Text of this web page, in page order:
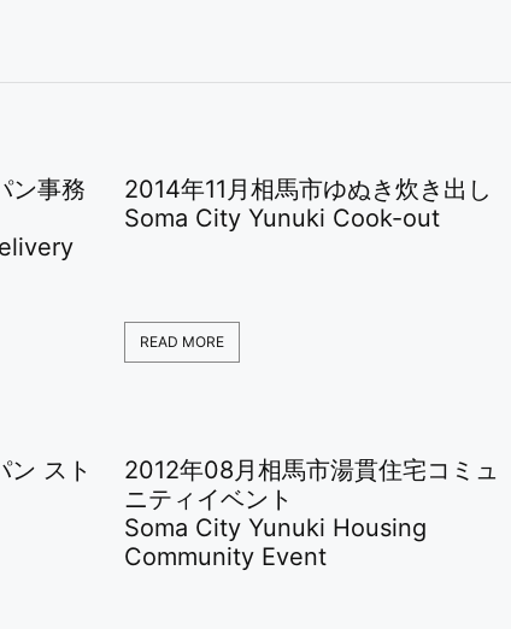
ン事務
2014年11月相馬市ゆぬき炊き出し
Soma City Yunuki Cook-out
READ MORE
ン スト
2012年08月相馬市湯貫住宅コミュ
ニティイベント
Soma City Yunuki Housing
Community Event